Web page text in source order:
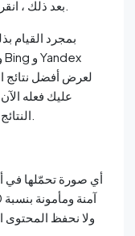
بمجرد القيام
لعرض أفضل نتائج
عليك فعله
أي صورة تحمّلها في
ولا نحفظ المحتوى